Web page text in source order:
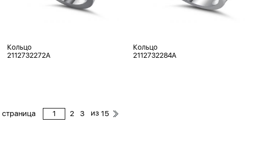
Кольцо
2112732272A
Кольцо
2112732284A
страница 2 3 из 15